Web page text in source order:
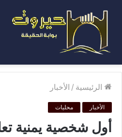
الرئيسية / الأخبار
الأخبار محليات
أول شخصية يمنية